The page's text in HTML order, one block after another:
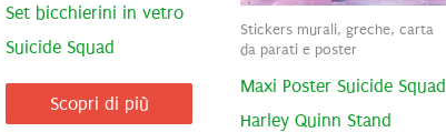
Set bicchierini in vetro
Suicide Squad
Scopri di più
Stickers murali, greche, carta
da parati e poster
Maxi Poster Suicide Squad
Harley Quinn Stand